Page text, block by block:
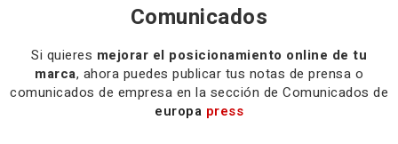
Comunicados
Si quieres mejorar el posicionamiento online de tu
marca, ahora puedes publicar tus notas de prensa o
comunicados de empresa en la sección de Comunicados de
europa press